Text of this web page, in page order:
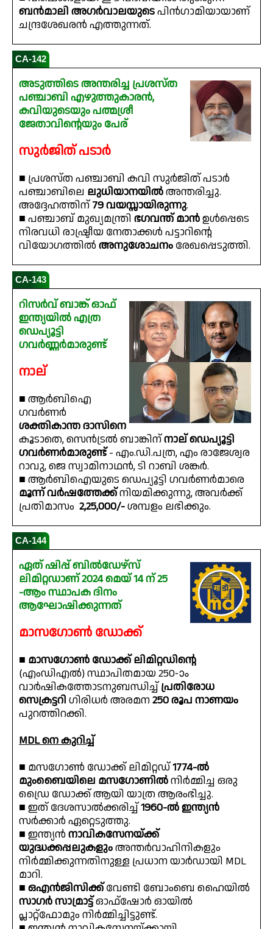
ബൻമാലി അഗർവാലയുടെപിൻഗാമിയായാണ്
ചന്ദ്രശേഖരൻ എത്തുന്നത്.
CA-142
അടുത്തിടെ അന്തരിച്ച പ്രശസ്ത
പഞ്ചാബി എഴുത്തുകാരൻ,
കവിയുടെയും പത്മശ്രീ
ജേതാവിൻ്റെയും പേര്
സുർജിത് പടാർ
■ പ്രശസ്ത പഞ്ചാബി കവി സുർജിത് പടാർ
പഞ്ചാബിലെ ലുധിയാനയിൽഅന്തരിച്ചു.
അദ്ദേഹത്തിന്79 വയസ്സായിരുന്നു.
■ പഞ്ചാബ് മുഖ്യമന്ത്രി ഭഗവന്ത് മാൻഉൾപ്പെടെ
നിരവധി രാഷ്ട്രീയ നേതാക്കൾ പട്ടാറിൻ്റെ
വിയോഗത്തിൽ അനുശോചനം രേഖപ്പെടുത്തി.
CA-143
റിസർവ് ബാങ്ക് ഓഫ്
ഇന്ത്യയിൽ എത്ര
ഡെപ്യൂട്ടി
ഗവർണ്ണർമാരുണ്ട്
നാല്
■ ആർബിഐ
ഗവർണർ
ശക്തികാന്ത ദാസിനെ
കൂടാതെ, സെൻട്രൽ ബാങ്കിന്നാല് ഡെപ്യൂട്ടി
ഗവർണർമാരുണ്ട്- എം.ഡി.പത്ര, എം രാജേശ്വര
റാവു, ജെ സ്വാമിനാഥൻ, ടി റാബി ശങ്കർ.
■ ആർബിഐയുടെ ഡെപ്യൂട്ടി ഗവർണർമാരെ
മൂന്ന് വർഷത്തേക്ക്നിയമിക്കുന്നു, അവർക്ക്
പ്രതിമാസം ₹ 2,25,000/-ശമ്പളം ലഭിക്കും.
CA-144
ഏത് ഷിപ്പ് ബിൽഡേഴ്‌സ്
ലിമിറ്റഡാണ് 2024 മെയ് 14 ന് 25
-ആം സ്ഥാപക ദിനം
ആഘോഷിക്കുന്നത്
മാസഗോൺ ഡോക്ക്
■ മാസഗോൺ ഡോക്ക് ലിമിറ്റഡിൻ്റെ
(എംഡിഎൽ) സ്ഥാപിതമായ 250-ാം
വാർഷികത്തോടനുബന്ധിച്ച്പ്രതിരോധ
സെക്രട്ടറി ഗിരിധർ അരമന250 രൂപ നാണയം
പുറത്തിറക്കി.
MDL നെ കുറിച്ച്
■ മസഗോൺ ഡോക്ക് ലിമിറ്റഡ്1774-ൽ
മുംബൈയിലെ മസഗോണിൽനിർമ്മിച്ച ഒരു
ഡ്രൈ ഡോക്ക് ആയി യാത്ര ആരംഭിച്ചു.
■ ഇത് ദേശസാൽക്കരിച്ച്1960-ൽ ഇന്ത്യൻ
സർക്കാർ ഏറ്റെടുത്തു.
■ ഇന്ത്യൻനാവികസേനയ്ക്ക്
യുദ്ധക്കപ്പലുകളുംഅന്തർവാഹിനികളും
നിർമ്മിക്കുന്നതിനുള്ള പ്രധാന യാർഡായി MDL
മാറി.
■ ഒഎൻജിസിക്ക്വേണ്ടി ബോംബെ ഹൈയിൽ
സാഗർ സാമ്രാട്ട്ഓഫ്‌ഷോർ ഓയിൽ
പ്ലാറ്റ്‌ഫോമും നിർമ്മിച്ചിട്ടുണ്ട്.